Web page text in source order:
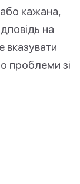
кажана,
на
вказувати
проблеми зі